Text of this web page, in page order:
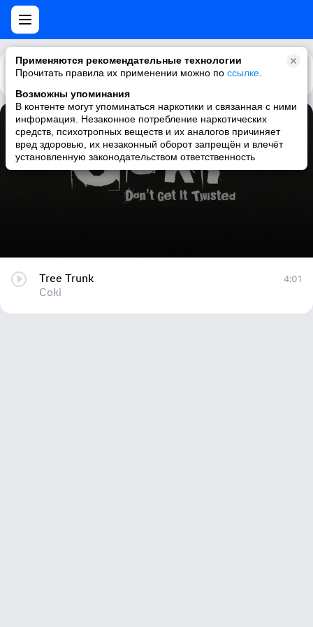
Применяются рекомендательные технологии
Прочитать правила их применении можно по ссылке
Возможны упоминания
В контенте могут упоминаться наркотики и связанная с ними
информация. Незаконное потребление наркотических
средств, психотропных веществ и их аналогов причиняет
вред здоровью, их незаконный оборот запрещён и влечёт
установленную законодательством ответственность
Каталог Рекомендации
Tree Trunk
Coki
Tree Trunk
Coki
4:01